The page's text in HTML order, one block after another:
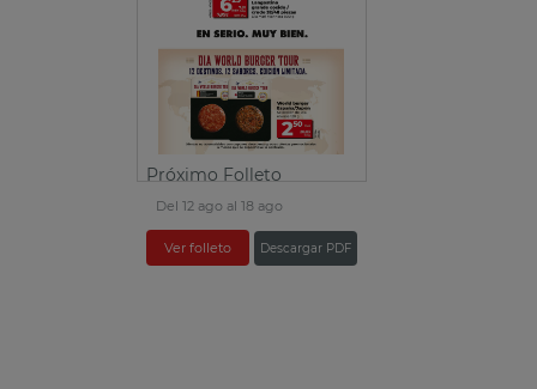
Próximo Folleto
Del 12 ago al 18 ago
Ver folleto Descargar PDF